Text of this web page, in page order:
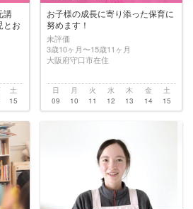
講
とお
土
15
お子様の成長に寄り添った保育に
努めます！
未評価
3歳10ヶ月〜15歳11ヶ月
大阪府守口市在住
日
09
月
10
火
11
水
12
木
13
金
14
土
15